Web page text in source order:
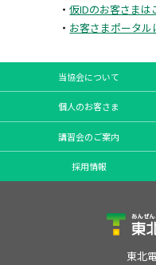
・仮IDのお客さまは
・ お客さまポータ
当協会について
個人のお客さま
講習会のご案内
採用情報
東北